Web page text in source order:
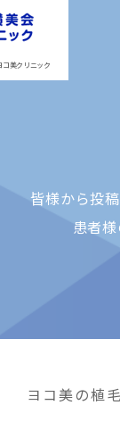
コ美クリニック
皆様から投
患者
ヨコ美の植毛